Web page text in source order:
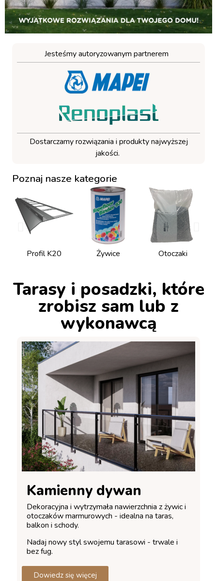
Jesteśmy autoryzowanym partnerem
Dostarczamy rozwiązania i produkty najwyższej
jakości.
Poznaj nasze kategorie
Profil K20 Żywice Otoczaki
Tarasy i posadzki, które
zrobisz sam lub z
wykonawcą
Kamienny dywan
Dekoracyjna i wytrzymała nawierzchnia z żywic i
otoczaków marmurowych - idealna na taras,
balkon i schody.
Nadaj nowy styl swojemu tarasowi - trwale i
bez fug.
Dowiedz się więcej